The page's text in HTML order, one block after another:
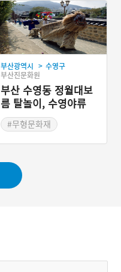
부산광역시 > 수영구
부산진문화원
부산 수영동 정월대보
름 탈놀이, 수영야류
#무형문화재
#부산 민속놀이